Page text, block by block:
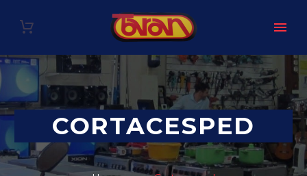
CORTACESPED